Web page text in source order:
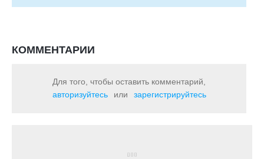
КОММЕНТАРИИ
Для того, чтобы оставить комментарий,
авторизуйтесь
или зарегистрируйтесь